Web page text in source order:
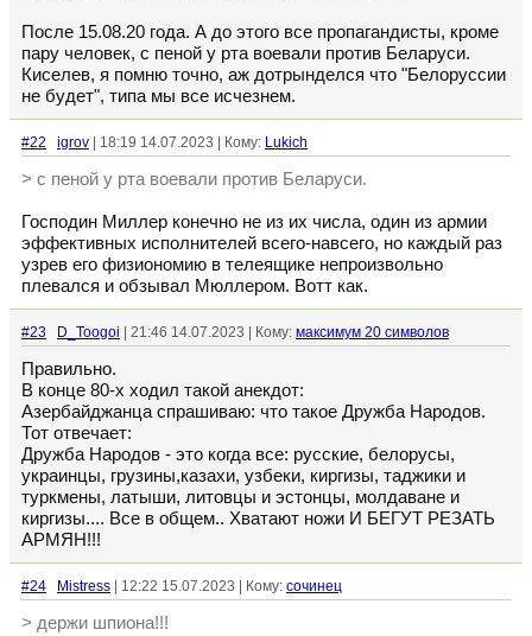
После 15.08.20 года. А до этого все пропагандисты, кроме
пару человек, с пеной у рта воевали против Беларуси.
Киселев, я помню точно, аж дотрынделся что "Белоруссии
не будет", типа мы все исчезнем.
#22 igrov | 18:19 14.07.2023 | Кому: Lukich
> с пеной у рта воевали против Беларуси.
Господин Миллер конечно не из их числа, один из армии
эффективных исполнителей всего-навсего, но каждый раз
узрев его физиономию в телеящике непроизвольно
плевался и обзывал Мюллером. Вотт как.
#23 D_Toogoi | 21:46 14.07.2023 | Кому: максимум 20 символов
Правильно.
В конце 80-х ходил такой анекдот:
Азербайджанца спрашиваю: что такое Дружба Народов.
Тот отвечает:
Дружба Народов - это когда все: русские, белорусы,
украинцы, грузины,казахи, узбеки, киргизы, таджики и
туркмены, латыши, литовцы и эстонцы, молдаване и
киргизы.... Все в общем.. Хватают ножи И БЕГУТ РЕЗАТЬ
АРМЯН!!!
#24 Mistress | 12:22 15.07.2023 | Кому: сочинец
> держи шпиона!!!